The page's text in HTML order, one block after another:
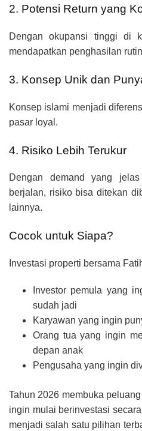
2. Potensi Return yang
Dengan okupansi tinggi di
mendapatkan penghasilan
3. Konsep Unik dan
Konsep islami menjadi
pasar loyal.
4. Risiko Lebih Terukur
Dengan demand yang
berjalan, risiko bisa ditekan
lainnya.
Cocok untuk Siapa?
Investasi properti bersama
Investor pemula yang
sudah jadi
Karyawan yang ingin
Orang tua yang ingin
depan anak
Pengusaha yang ingin
Tahun 2026 membuka
ingin mulai berinvestasi
menjadi salah satu pilihan